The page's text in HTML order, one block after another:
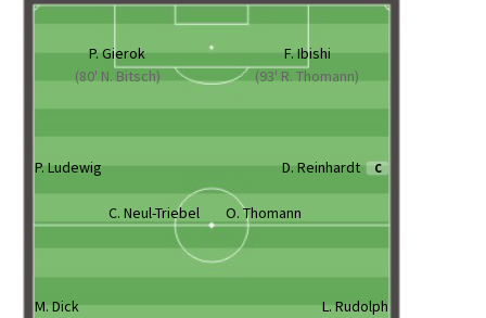
P. Gierok
(80' N. Bitsch)
F. Ibishi
(93' R. Thomann)
P. Ludewig D. Reinhardt C
C. Neul-Triebel O. Thomann
M. Dick
L. Rudolph